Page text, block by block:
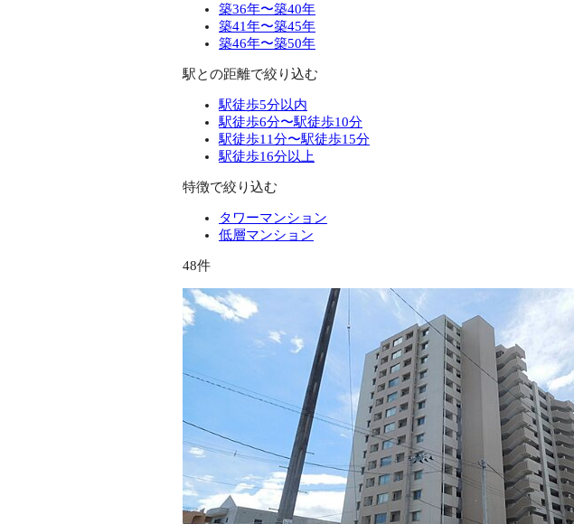
築36年〜築40年
築41年〜築45年
築46年〜築50年
駅との距離で絞り込む
駅徒歩5分以内
駅徒歩6分〜駅徒歩10分
駅徒歩11分〜駅徒歩15分
駅徒歩16分以上
特徴で絞り込む
タワーマンション
低層マンション
48件